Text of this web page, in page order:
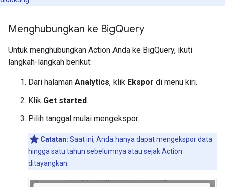
Menghubungkan ke BigQuery
Untuk menghubungkan Action Anda ke BigQuery, ikuti
langkah-langkah berikut:
Dari halaman Analytics, klik Ekspor di menu kiri.
Klik Get started.
Pilih tanggal mulai mengekspor.
Catatan: Saat ini, Anda hanya dapat mengekspor data
hingga satu tahun sebelumnya atau sejak Action
ditayangkan.